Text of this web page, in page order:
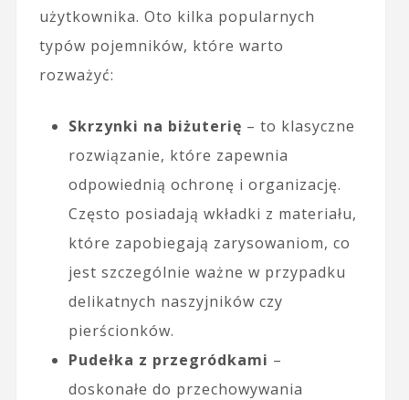
użytkownika. Oto kilka popularnych
typów pojemników, które warto
rozważyć:
Skrzynki na biżuterię – to klasyczne
rozwiązanie, które zapewnia
odpowiednią ochronę i organizację.
Często posiadają wkładki z materiału,
które zapobiegają zarysowaniom, co
jest szczególnie ważne w przypadku
delikatnych naszyjników czy
pierścionków.
Pudełka z przegródkami –
doskonałe do przechowywania